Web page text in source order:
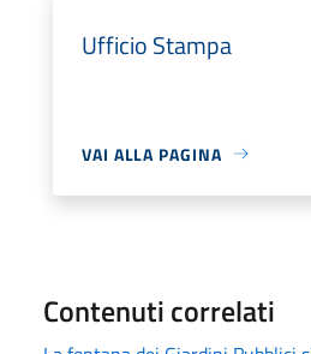
Ufficio Stampa
VAI ALLA PAGINA
Contenuti correlati